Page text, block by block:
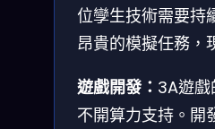
位孿生技術需要持
昂貴的模擬任務，
遊戲開發： 3A遊
不開算力支持。開